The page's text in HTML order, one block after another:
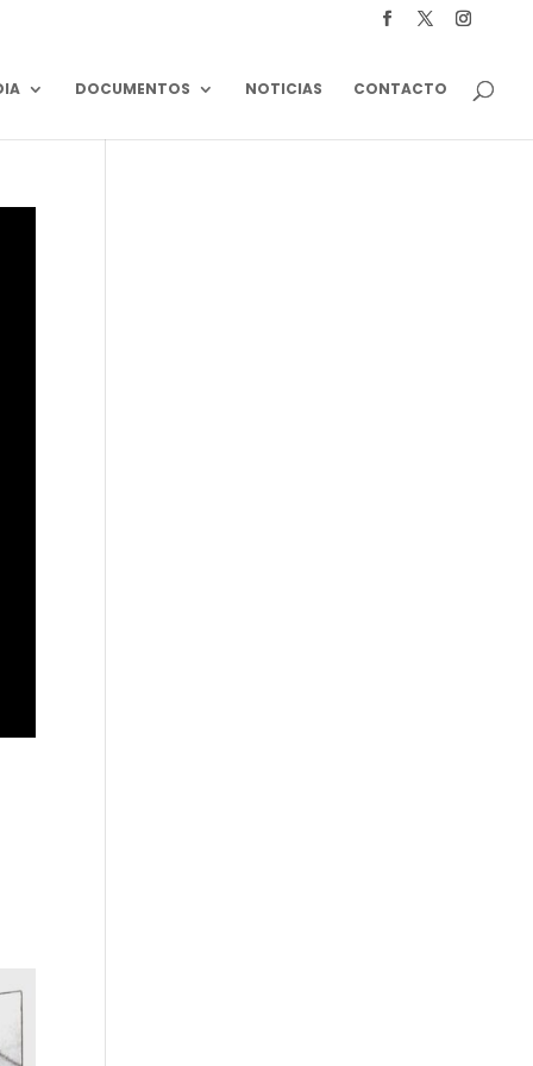
DOCUMENTOS NOTICIAS CONTACTO